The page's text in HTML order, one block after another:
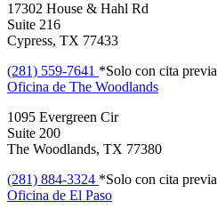
17302 House & Hahl Rd
Suite 216
Cypress, TX 77433
(281) 559-7641 *Solo con cita previa
Oficina de The Woodlands
1095 Evergreen Cir
Suite 200
The Woodlands, TX 77380
(281) 884-3324 *Solo con cita previa
Oficina de El Paso